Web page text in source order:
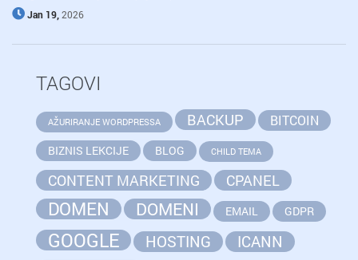
Jan 19, 2026
TAGOVI
AŽURIRANJE WORDPRESSA BACKUP BITCOIN
BIZNIS LEKCIJE BLOG CHILD TEMA
CONTENT MARKETING CPANEL
DOMEN DOMENI EMAIL GDPR
GOOGLE HOSTING ICANN